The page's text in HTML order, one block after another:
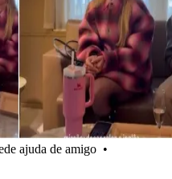
ajuda de amigo •